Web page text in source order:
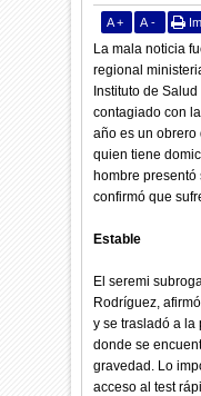
A + A -
La mala noticia
regional
Instituto de
contagiado con
año es un obrero
quien tiene
hombre presentó
confirmó que
Estable
El seremi
Rodríguez,
y se trasladó a la
donde se
gravedad. Lo
acceso al test